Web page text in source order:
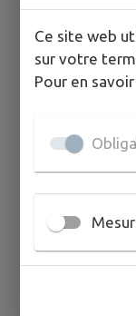
Ce site web
sur votre
Pour en